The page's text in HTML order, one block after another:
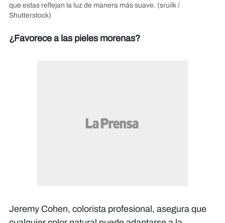
que estas reflejan la luz de manera más suave. (sruilk /
Shutterstock)
¿Favorece a las pieles morenas?
Jeremy Cohen, colorista profesional, asegura que